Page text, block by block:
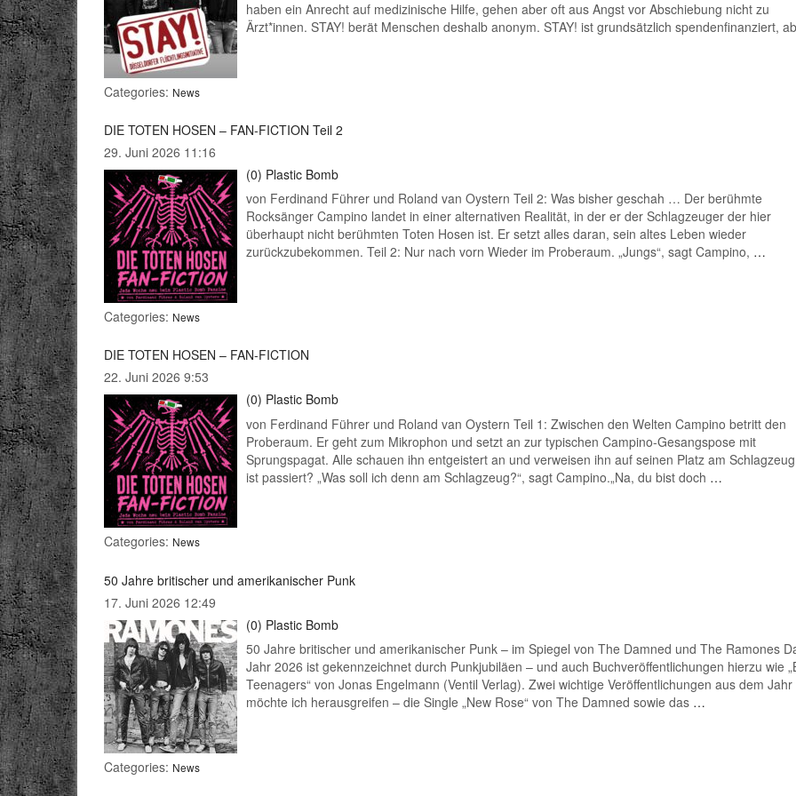
haben ein Anrecht auf medizinische Hilfe, gehen aber oft aus Angst vor Abschiebung nicht zu
Ärzt*innen. STAY! berät Menschen deshalb anonym. STAY! ist grundsätzlich spendenfinanziert,
Categories: News
DIE TOTEN HOSEN – FAN-FICTION Teil 2
29. Juni 2026 11:16
(0) Plastic Bomb
von Ferdinand Führer und Roland van Oystern Teil 2: Was bisher geschah … Der berühmte
Rocksänger Campino landet in einer alternativen Realität, in der er der Schlagzeuger der hier
überhaupt nicht berühmten Toten Hosen ist. Er setzt alles daran, sein altes Leben wieder
zurückzubekommen. Teil 2: Nur nach vorn Wieder im Proberaum. „Jungs“, sagt Campino, …
Categories: News
DIE TOTEN HOSEN – FAN-FICTION
22. Juni 2026 9:53
(0) Plastic Bomb
von Ferdinand Führer und Roland van Oystern Teil 1: Zwischen den Welten Campino betritt den
Proberaum. Er geht zum Mikrophon und setzt an zur typischen Campino-Gesangspose mit
Sprungspagat. Alle schauen ihn entgeistert an und verweisen ihn auf seinen Platz am
ist passiert? „Was soll ich denn am Schlagzeug?“, sagt Campino.„Na, du bist doch …
Categories: News
50 Jahre britischer und amerikanischer Punk
17. Juni 2026 12:49
(0) Plastic Bomb
50 Jahre britischer und amerikanischer Punk – im Spiegel von The Damned und The Ramones
Jahr 2026 ist gekennzeichnet durch Punkjubiläen – und auch Buchveröffentlichungen hierzu wie
Teenagers“ von Jonas Engelmann (Ventil Verlag). Zwei wichtige Veröffentlichungen aus dem
möchte ich herausgreifen – die Single „New Rose“ von The Damned sowie das …
Categories: News